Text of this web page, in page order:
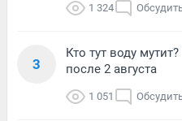
1 324
3
Кто тут воду
после 2 августа
1 051